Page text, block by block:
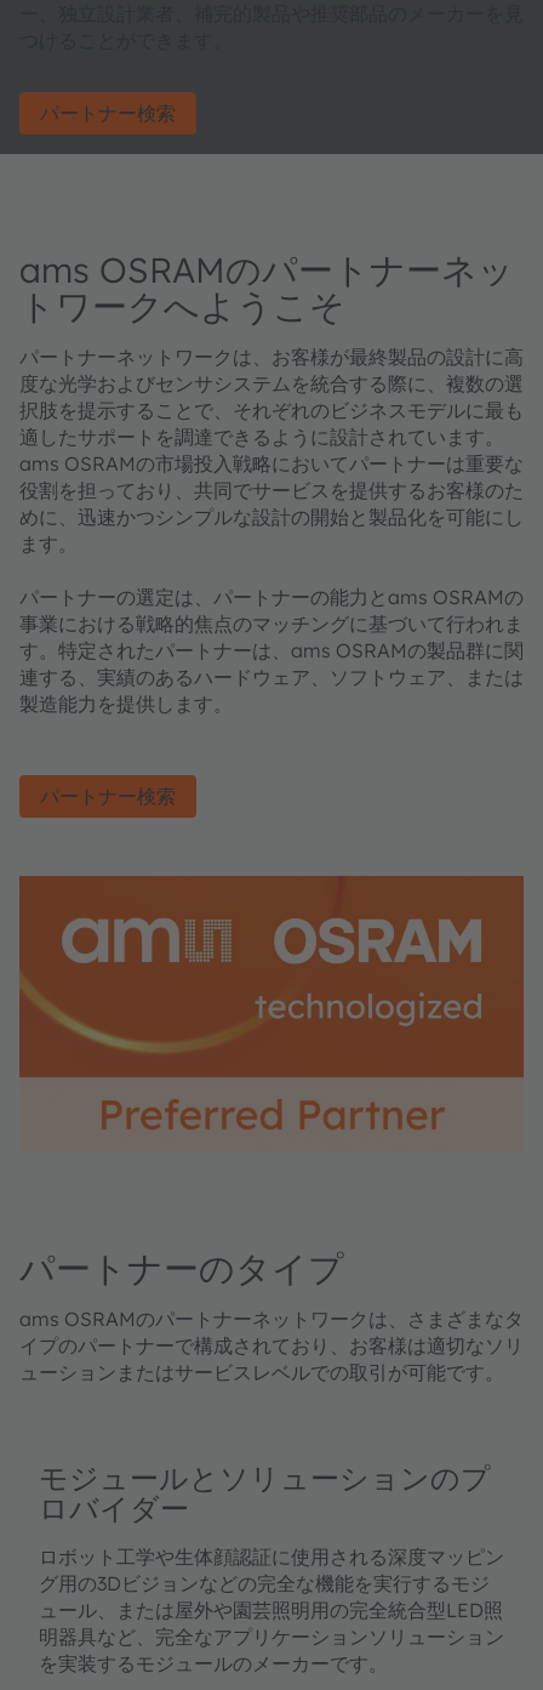
パートナー検索
ams OSRAMのパートナーネッ
トワークへようこそ
パートナーネットワークは、お客様が最終製品の設計に高
度な光学およびセンサシステムを統合する際に、複数の選
択肢を提示することで、それぞれのビジネスモデルに最も
適したサポートを調達できるように設計されています。
ams OSRAMの市場投入戦略においてパートナーは重要な
役割を担っており、共同でサービスを提供するお客様のた
めに、迅速かつシンプルな設計の開始と製品化を可能にし
ます。
パートナーの選定は、パートナーの能力とams OSRAMの
事業における戦略的焦点のマッチングに基づいて行われま
す。特定されたパートナーは、ams OSRAMの製品群に関
連する、実績のあるハードウェア、ソフトウェア、または
製造能力を提供します。
パートナー検索
パートナーのタイプ
ams OSRAMのパートナーネットワークは、さまざまなタ
イプのパートナーで構成されており、お客様は適切なソリ
ューションまたはサービスレベルでの取引が可能です。
モジュールとソリューションのプ
ロバイダー
ロボット工学や生体顔認証に使用される深度マッピン
グ用の3Dビジョンなどの完全な機能を実行するモジ
ュール、または屋外や園芸照明用の完全統合型LED照
明器具など、完全なアプリケーションソリューション
を実装するモジュールのメーカーです。